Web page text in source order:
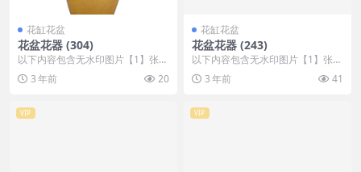
花缸花盆
花盆花器 (304)
以下内容包含无水印图片【1】张
，开通会员无障碍浏览 开通VIP会
员 3 年前 20
花缸花盆
花盆花器 (243)
以下内容包含无水印图片【1】张
，开通会员无障碍浏览 开通VIP会
员 3 年前 41
VIP VIP